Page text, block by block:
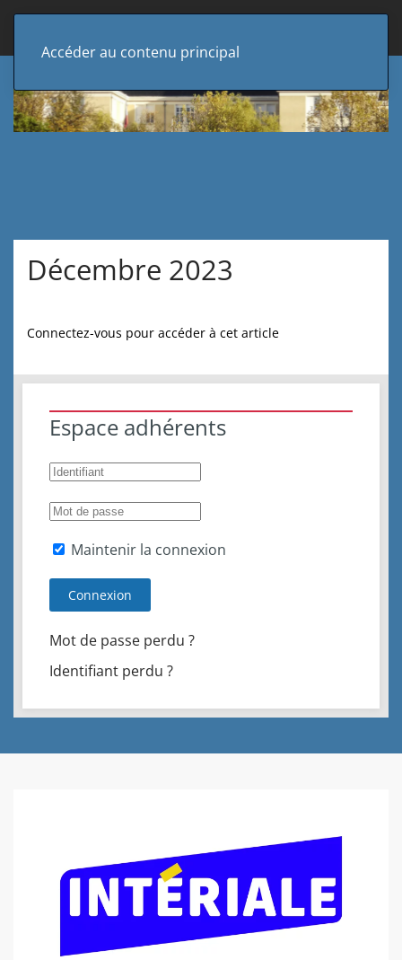
Accéder au contenu principal
Décembre 2023
Connectez-vous pour accéder à cet article
Espace adhérents
Maintenir la connexion
Connexion
Mot de passe perdu ?
Identifiant perdu ?